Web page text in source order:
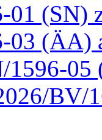
(SN)
03 (ÄA)
05
BV/